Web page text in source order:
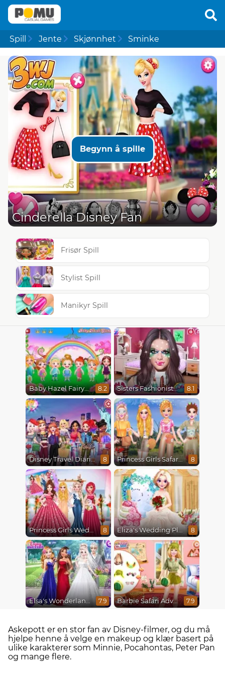
Spill Jente Skjønnhet Sminke
Begynn å spille
Cinderella Disney Fan
Frisør Spill
Stylist Spill
Manikyr Spill
Baby Hazel Fairyland Ballet 8.2 Sisters Fashionista Makeup 8.1
Disney Travel Diaries: City Break 8 Princess Girls Safari Trip 8
Princess Girls Wedding Trip 8 Eliza's Wedding Planner 8
Elsa's Wonderland Wedding 7.9 Barbie Safari Adventure 7.9
Askepott er en stor fan av Disney-filmer, og du må
hjelpe henne å velge en makeup og klær basert på
ulike karakterer som Minnie, Pocahontas, Peter Pan
og mange flere.